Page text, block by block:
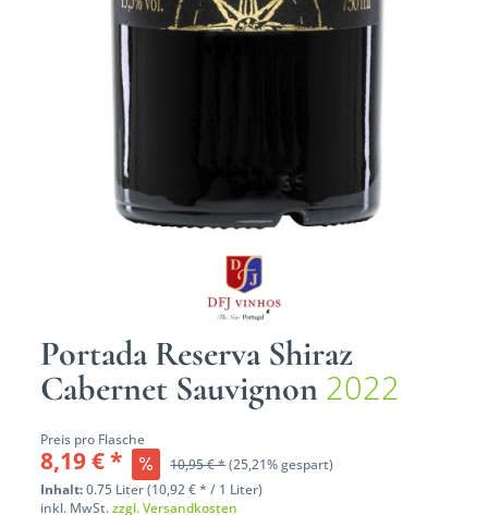
Portada Reserva Shiraz
Cabernet Sauvignon 2022
Preis pro Flasche
8,19 € * 10,95 € *(25,21% gespart)
Inhalt:0.75 Liter (10,92 € * / 1 Liter)
inkl. MwSt.zzgl. Versandkosten